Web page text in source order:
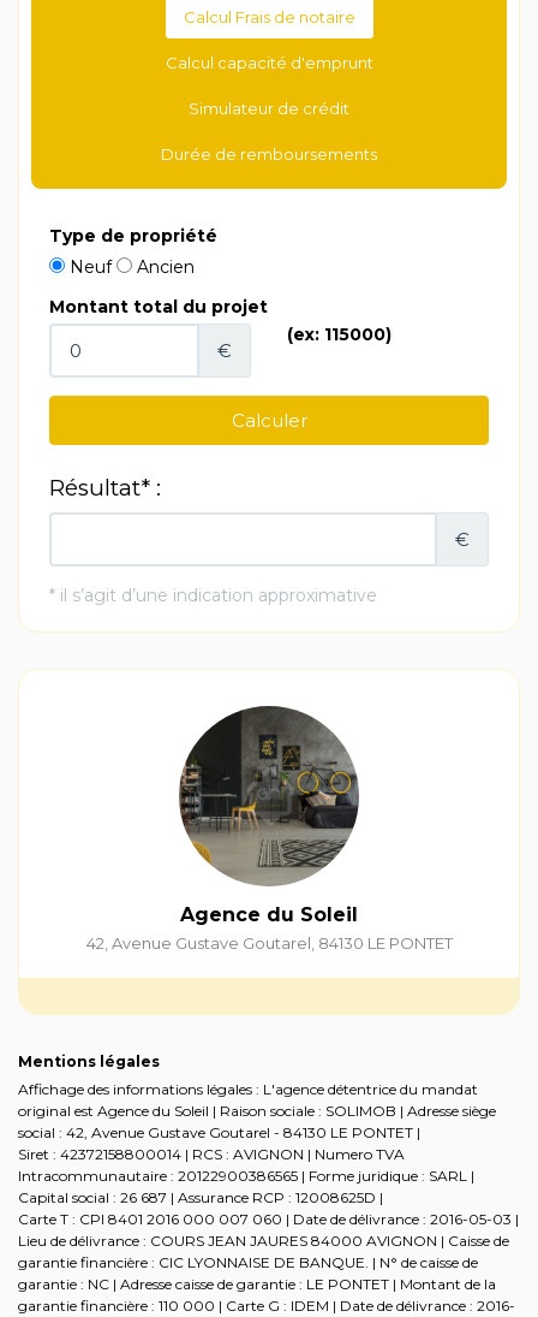
Calcul Frais de notaire
Calcul capacité d'emprunt
Simulateur de crédit
Durée de remboursements
Agence du Soleil
42, Avenue Gustave Goutarel, 84130 LE PONTET
Mentions légales
Affichage des informations légales : L'agence détentrice du mandat
original est Agence du Soleil | Raison sociale : SOLIMOB | Adresse siège
social : 42, Avenue Gustave Goutarel - 84130 LE PONTET |
Siret : 42372158800014 | RCS : AVIGNON | Numero TVA
Intracommunautaire : 20122900386565 | Forme juridique : SARL |
Capital social : 26 687 | Assurance RCP : 12008625D |
Carte T : CPI 8401 2016 000 007 060 | Date de délivrance : 2016-05-03 |
Lieu de délivrance : COURS JEAN JAURES 84000 AVIGNON | Caisse de
garantie financière : CIC LYONNAISE DE BANQUE. | N° de caisse de
garantie : NC | Adresse caisse de garantie : LE PONTET | Montant de la
garantie financière : 110 000 | Carte G : IDEM | Date de délivrance : 2016-